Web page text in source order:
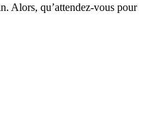
Alors, qu’attendez-vous pour